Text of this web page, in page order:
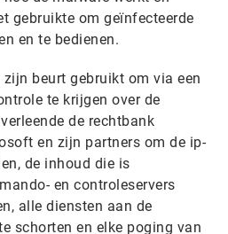
gebruikte om geïnfecteerde
en te bedienen.
beurt gebruikt om via een
te krijgen over de
de rechtbank
en zijn partners om de ip-
de inhoud die is
en controleservers
alle diensten aan de
schorten en elke poging van